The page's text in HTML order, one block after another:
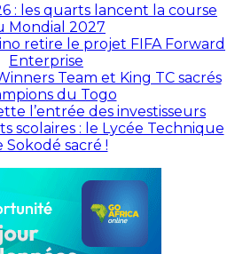
: les quarts lancent la course
Mondial 2027
retire le projet FIFA Forward
Enterprise
Team et King TC sacrés
du Togo
l’entrée des investisseurs
scolaires : le Lycée Technique
Sokodé sacré !